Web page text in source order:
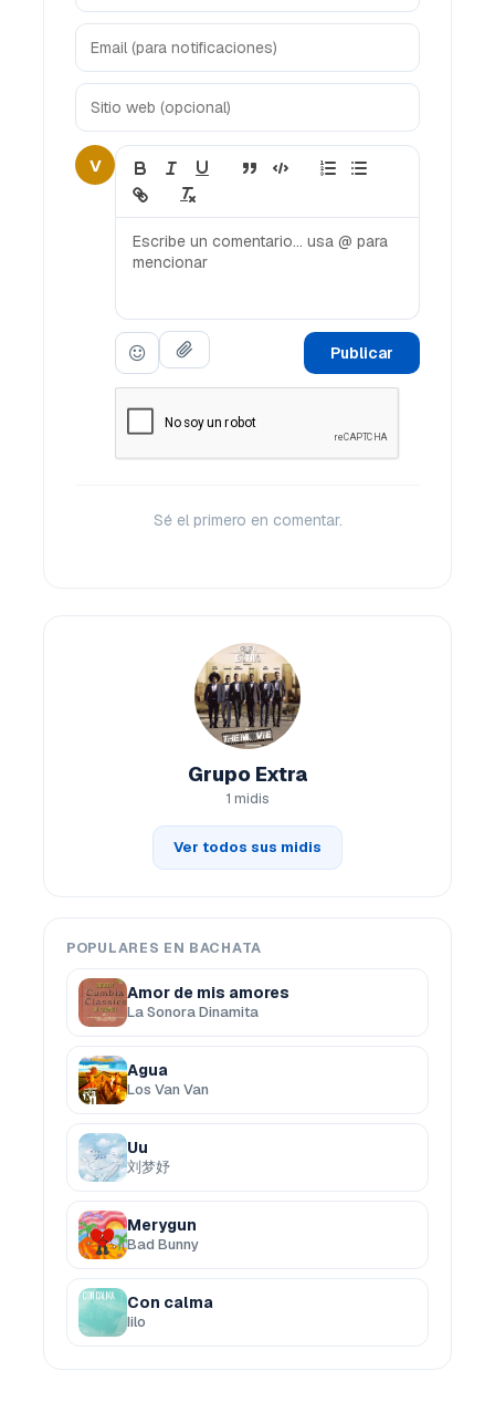
V
Publicar
Sé el primero en comentar.
Grupo Extra
1 midis
Ver todos sus midis
POPULARES EN BACHATA
Amor de mis amores
La Sonora Dinamita
Agua
Los Van Van
Uu
刘梦妤
Merygun
Bad Bunny
Con calma
Iilo